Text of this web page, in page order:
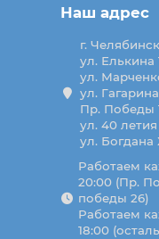
Наш адрес
г.
ул. Елькина
ул.
ул.
Пр. Победы
ул. 40
ул.
Работаем
20:00 (Пр.
победы 26)
Работаем
18:00